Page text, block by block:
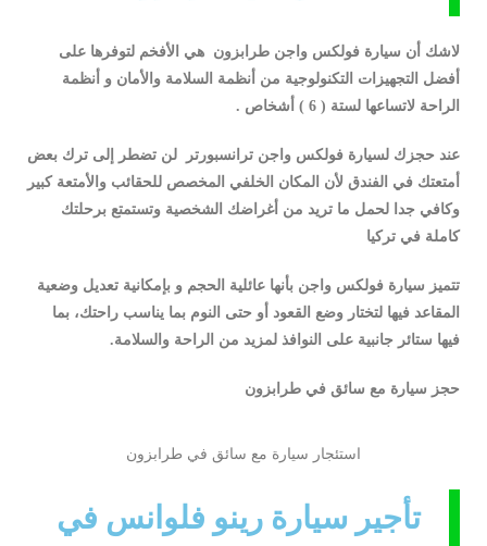
لاشك أن سيارة فولكس واجن طرابزون هي الأفخم لتوفرها على
أفضل التجهيزات التكنولوجية من أنظمة السلامة والأمان و أنظمة
الراحة لاتساعها لستة ( 6 ) أشخاص .
عند حجزك لسيارة فولكس واجن ترانسبورتر لن تضطر إلى ترك بعض
أمتعتك في الفندق لأن المكان الخلفي المخصص للحقائب والأمتعة كبير
وكافي جدا لحمل ما تريد من أغراضك الشخصية وتستمتع برحلتك
كاملة في تركيا
تتميز سيارة فولكس واجن بأنها عائلية الحجم و بإمكانية تعديل وضعية
المقاعد فيها لتختار وضع القعود أو حتى النوم بما يناسب راحتك، بما
فيها ستائر جانبية على النوافذ لمزيد من الراحة والسلامة.
حجز سيارة مع سائق في طرابزون
استئجار سيارة مع سائق في طرابزون​
تأجير سيارة رينو فلوانس في